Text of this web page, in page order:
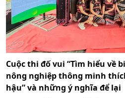
Cuộc thi đố vui “Tìm hiểu về
nông nghiệp thông minh
hậu” và những ý nghĩa để lại